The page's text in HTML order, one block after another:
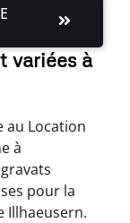
variées à
au Location
à
pour la
Illhaeusern.